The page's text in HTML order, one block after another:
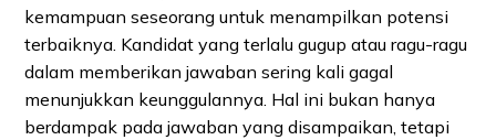
kemampuan seseorang untuk menampilkan potensi
terbaiknya. Kandidat yang terlalu gugup atau ragu-ragu
dalam memberikan jawaban sering kali gagal
menunjukkan keunggulannya. Hal ini bukan hanya
berdampak pada jawaban yang disampaikan, tetapi